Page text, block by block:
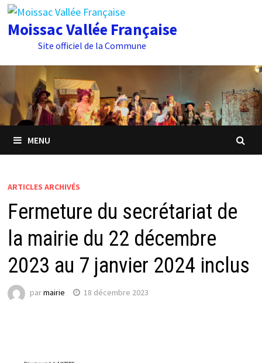
Passer
au
contenu
Moissac Vallée Française
Site officiel de la Commune
MENU
ARTICLES ARCHIVÉS
Fermeture du secrétariat de
la mairie du 22 décembre
2023 au 7 janvier 2024 inclus
parmairie 18 décembre 2023